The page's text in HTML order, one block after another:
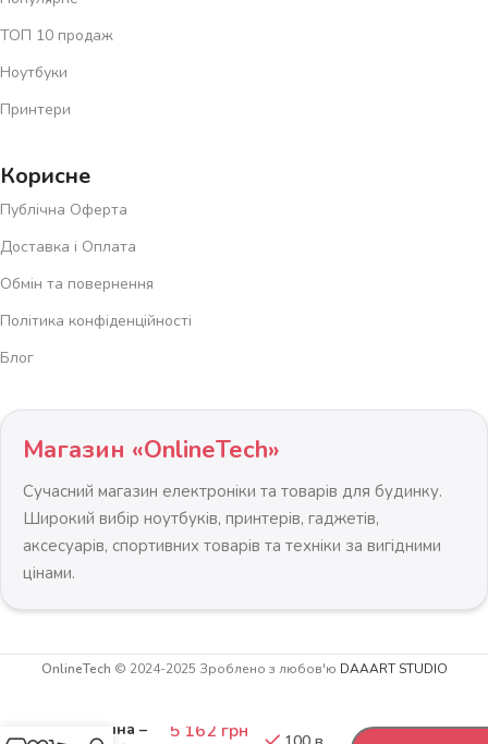
ТОП 10 продаж
Ноутбуки
Принтери
Корисне
Публічна Оферта
Доставка і Оплата
Обмін та повернення
Політика конфіденційності
Блог
Магазин «OnlineTech»
Сучасний магазин електроніки та товарів для будинку.
Широкий вибір ноутбуків, принтерів, гаджетів,
аксесуарів, спортивних товарів та техніки за вигідними
цінами.
OnlineTech © 2024-2025 Зроблено з любов'ю DAAART STUDIO
кухонна –
5 162 грн